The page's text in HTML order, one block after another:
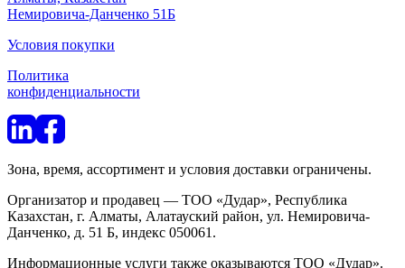
Немировича-Данченко 51Б
Условия покупки
Политика
конфиденциальности
Зона, время, ассортимент и условия доставки ограничены.
Организатор и продавец — ТОО «Дудар», Республика
Казахстан, г. Алматы, Алатауский район, ул. Немировича-
Данченко, д. 51 Б, индекс 050061.
Информационные услуги также оказываются ТОО «Дудар».